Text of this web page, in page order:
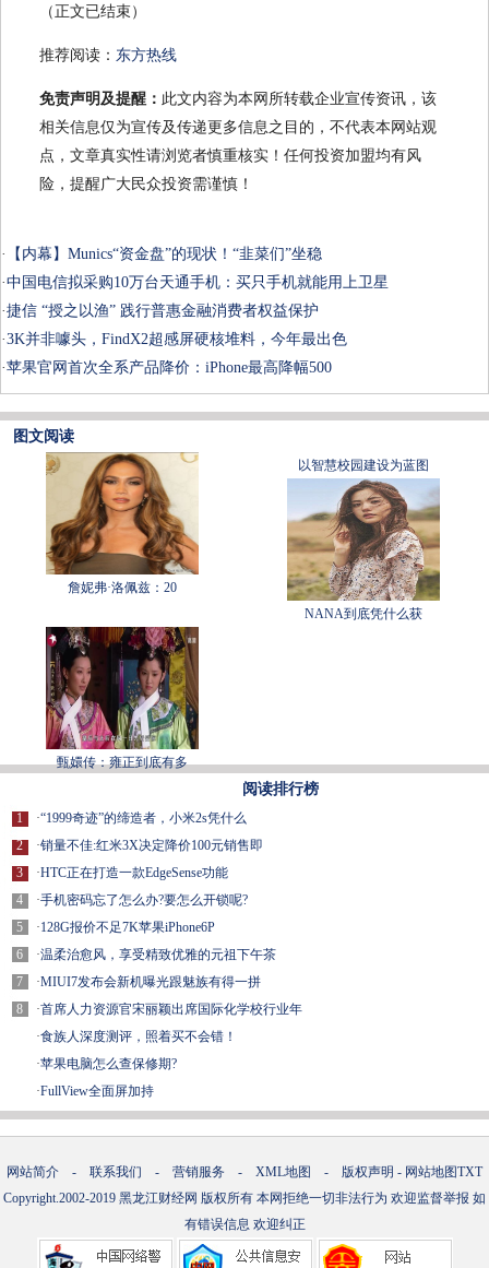
（正文已结束）
推荐阅读： 东方热线
免责声明及提醒： 此文内容为本网所转载企业宣传资讯，该
相关信息仅为宣传及传递更多信息之目的，不代表本网站观
点，文章真实性请浏览者慎重核实！任何投资加盟均有风
险，提醒广大民众投资需谨慎！
·
【内幕】Munics“资金盘”的现状！“韭菜们”坐稳
·中国电信拟采购10万台天通手机：买只手机就能用上卫星
·捷信 “授之以渔” 践行普惠金融消费者权益保护
·3K并非噱头，FindX2超感屏硬核堆料，今年最出色
·苹果官网首次全系产品降价：iPhone最高降幅500
图文阅读
詹妮弗·洛佩兹：20
以智慧校园建设为蓝图
NANA到底凭什么获
甄嬛传：雍正到底有多
阅读排行榜
1
2
3
4
5
6
7
8
·“1999奇迹”的缔造者，小米2s凭什么
·销量不佳:红米3X决定降价100元销售即
·HTC正在打造一款EdgeSense功能
·手机密码忘了怎么办?要怎么开锁呢?
·128G报价不足7K苹果iPhone6P
·温柔治愈风，享受精致优雅的元祖下午茶
·MIUI7发布会新机曝光跟魅族有得一拼
·首席人力资源官宋丽颖出席国际化学校行业年
·食族人深度测评，照着买不会错！
·苹果电脑怎么查保修期?
·FullView全面屏加持
网站简介 - 联系我们 - 营销服务 - XML地图 - 版权声明 - 网站地图TXT
Copyright.2002-2019 黑龙江财经网 版权所有 本网拒绝一切非法行为 欢迎监督举报 如
有错误信息 欢迎纠正